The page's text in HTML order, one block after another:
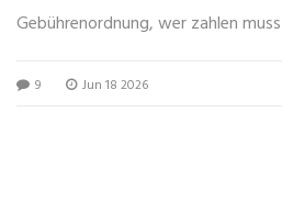
Gebührenordnung, wer zahlen
9 Jun 18 2026